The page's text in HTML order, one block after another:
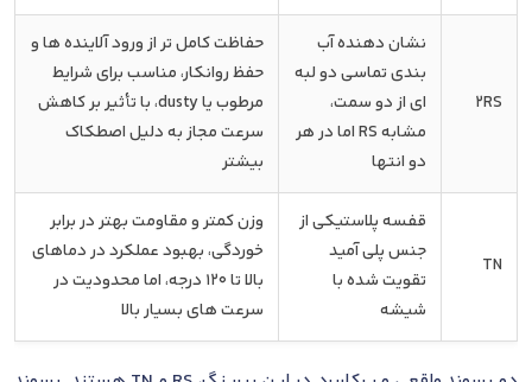
2RS
نشان دهنده آب
بندی تماسی دو لبه
ای از دو سمت،
مشابه RS اما در هر
دو انتها
حفاظت کامل تر از ورود آلاینده ها و
حفظ روانکار، مناسب برای شرایط
مرطوب یا dusty، با تأثیر بر کاهش
سرعت مجاز به دلیل اصطکاک
بیشتر
TN
قفسه پلاستیکی از
جنس پلی آمید
تقویت شده با
شیشه
وزن کمتر و مقاومت بهتر در برابر
خوردگی، بهبود عملکرد در دماهای
بالا تا 120 درجه، اما محدودیت در
سرعت های بسیار بالا